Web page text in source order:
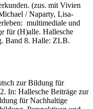
(zus. mit Vivien
/ Naparty, Lisa-
multimediale und
für (H)alle. Hallesche
Band 8. Halle: ZLB.
zur Bildung für
In: Hallesche Beiträge zur
für Nachhaltige